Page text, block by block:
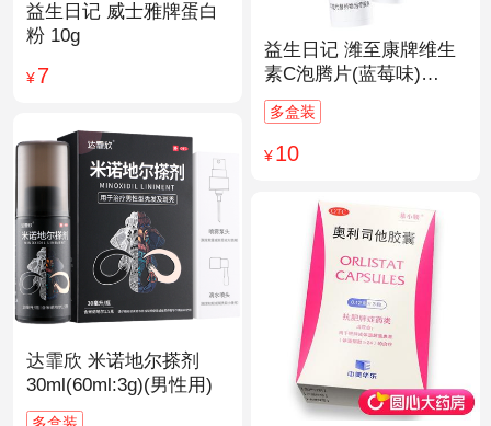
益生日记 威士雅牌蛋白
粉 10g
¥7
益生日记 潍至康牌维生
素C泡腾片(蓝莓味)
4.0g*20片
多盒装
¥10
达霏欣 米诺地尔搽剂
30ml(60ml:3g)(男性用)
多盒装